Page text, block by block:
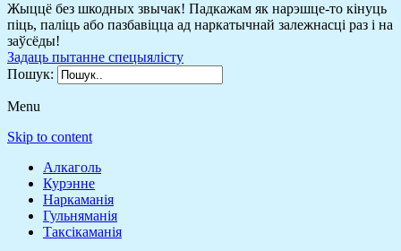
Жыццё без шкодных звычак! Падкажам як нарэшце-то кінуць
піць, паліць або пазбавіцца ад наркатычнай залежнасці раз і на
заўсёды!
Задаць пытанне спецыялісту
Пошук:
Menu
Skip to content
Алкаголь
Курэнне
Наркаманія
Гульняманія
Таксікаманія